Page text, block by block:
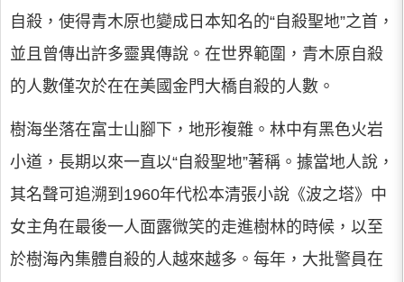
自殺，使得青木原也變成日本知名的“自殺聖地”之首，
並且曾傳出許多靈異傳說。在世界範圍，青木原自殺
的人數僅次於在在美國金門大橋自殺的人數。
樹海坐落在富士山腳下，地形複雜。林中有黑色火岩
小道，長期以來一直以“自殺聖地”著稱。據當地人說，
其名聲可追溯到1960年代松本清張小說《波之塔》中
女主角在最後一人面露微笑的走進樹林的時候，以至
於樹海內集體自殺的人越來越多。每年，大批警員在